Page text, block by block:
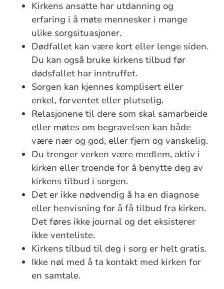
Kirkens ansatte har utdanning og
erfaring i å møte mennesker i mange
ulike sorgsituasjoner.
Dødfallet kan være kort eller lenge siden.
Du kan også bruke kirkens tilbud før
dødsfallet har inntruffet.
Sorgen kan kjennes komplisert eller
enkel, forventet eller plutselig.
Relasjonene til dere som skal samarbeide
eller møtes om begravelsen kan både
være nær og god, eller fjern og vanskelig.
Du trenger verken være medlem, aktiv i
kirken eller troende for å benytte deg av
kirkens tilbud i sorgen.
Det er ikke nødvendig å ha en diagnose
eller henvisning for å få tilbud fra kirken.
Det føres ikke journal og det eksisterer
ikke venteliste.
Kirkens tilbud til deg i sorg er helt gratis.
Ikke nøl med å ta kontakt med kirken for
en samtale.